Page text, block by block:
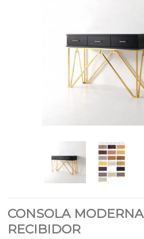
CONSOLA MODERNA
RECIBIDOR